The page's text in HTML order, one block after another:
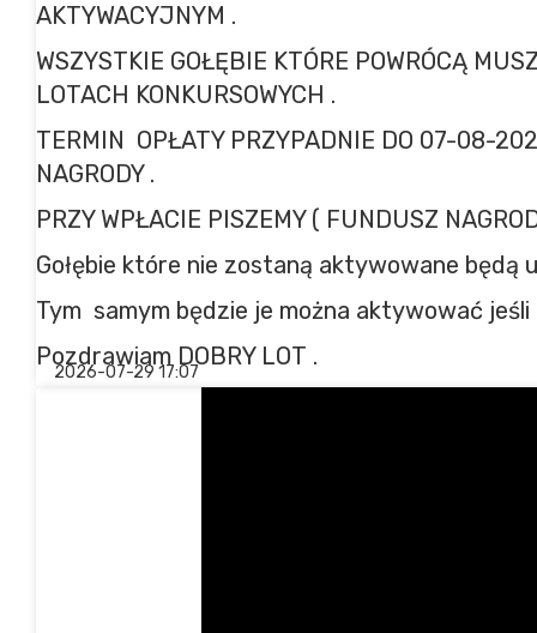
AKTYWACYJNYM .
WSZYSTKIE GOŁĘBIE KTÓRE POWRÓCĄ
LOTACH KONKURSOWYCH .
TERMIN OPŁATY PRZYPADNIE DO 07-08-
NAGRODY .
PRZY WPŁACIE PISZEMY ( FUNDUSZ
Gołębie które nie zostaną aktywowane
Tym samym będzie je można aktywować
Pozdrawiam DOBRY LOT .
2026-07-29 17:07